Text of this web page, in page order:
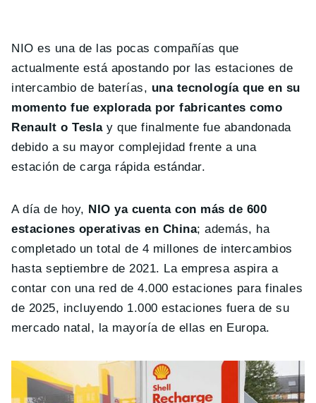
NIO es una de las pocas compañías que
actualmente está apostando por las estaciones de
intercambio de baterías, una tecnología que en su
momento fue explorada por fabricantes como
Renault o Teslay que finalmente fue abandonada
debido a su mayor complejidad frente a una
estación de carga rápida estándar.
A día de hoy, NIO ya cuenta con más de 600
estaciones operativas en China; además, ha
completado un total de 4 millones de intercambios
hasta septiembre de 2021. La empresa aspira a
contar con una red de 4.000 estaciones para finales
de 2025, incluyendo 1.000 estaciones fuera de su
mercado natal, la mayoría de ellas en Europa.